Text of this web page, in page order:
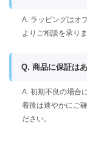
A. ラッピングはオ
よりご相談を承り
Q. 商品に保証は
A. 初期不良の場合
着後は速やかにご
ださい。